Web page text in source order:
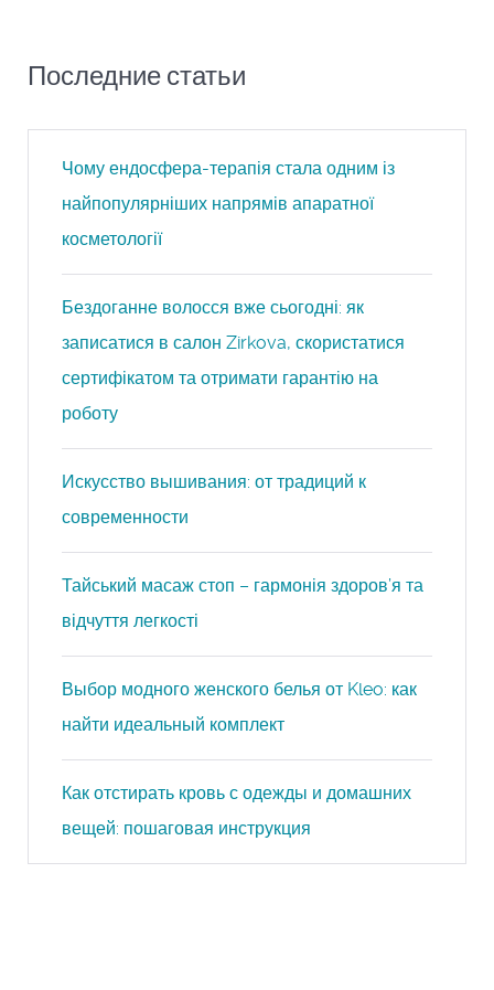
Последние статьи
Чому ендосфера-терапія стала одним із
найпопулярніших напрямів апаратної
косметології
Бездоганне волосся вже сьогодні: як
записатися в салон Zirkova, скористатися
сертифікатом та отримати гарантію на
роботу
Искусство вышивания: от традиций к
современности
Тайський масаж стоп – гармонія здоров’я та
відчуття легкості
Выбор модного женского белья от Kleo: как
найти идеальный комплект
Как отстирать кровь с одежды и домашних
вещей: пошаговая инструкция